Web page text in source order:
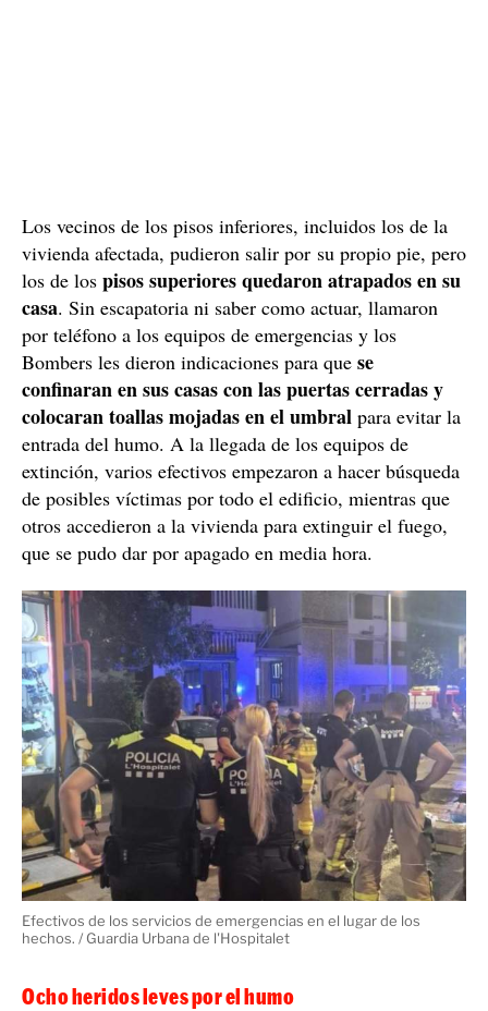
Los vecinos de los pisos inferiores, incluidos los de la
vivienda afectada, pudieron salir por su propio pie, pero
los de los pisos superiores quedaron atrapados en su
casa. Sin escapatoria ni saber como actuar, llamaron
por teléfono a los equipos de emergencias y los
Bombers les dieron indicaciones para que se
confinaran en sus casas con las puertas cerradas y
colocaran toallas mojadas en el umbral para evitar la
entrada del humo. A la llegada de los equipos de
extinción, varios efectivos empezaron a hacer búsqueda
de posibles víctimas por todo el edificio, mientras que
otros accedieron a la vivienda para extinguir el fuego,
que se pudo dar por apagado en media hora.